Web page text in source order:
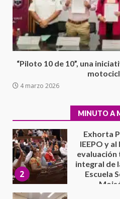
“Piloto 10 de 10”, una
4 marzo 2026
MINUTO A
1
Avanza
el
7 agosto
Exhorta
Escuela
5 agosto
3
Ciudad
5 agosto